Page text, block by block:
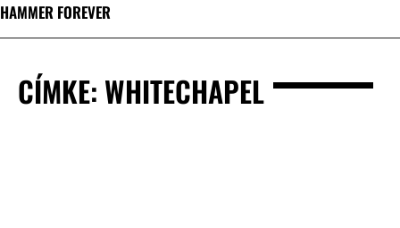
HAMMER FOREVER
CÍMKE: WHITECHAPEL